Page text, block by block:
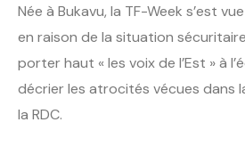
Née à Bukavu, la TF-Week s’est
en raison de la situation
porter haut « les voix de l’Est » à
décrier les atrocités vécues dans
la RDC.